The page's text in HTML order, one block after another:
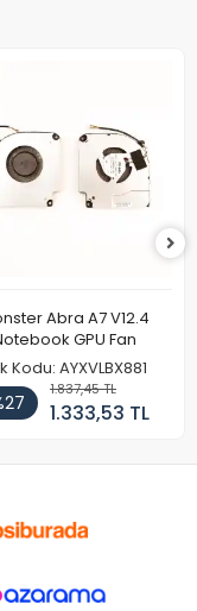
Abra A7 V12.4
GPU Fan
Kodu: AYXVLBX881
1.837,45 TL
1.333,53 TL